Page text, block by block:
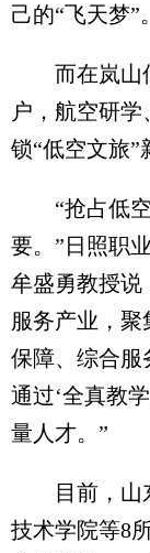
己的“飞天梦”。
而在岚山低
户，航空研
锁“低空文旅”
“抢占低空
要。”日照职
牟盛勇教授说
服务产业，
保障、综合服
通过‘全真教
量人才。”
目前，山东
技术学院等8